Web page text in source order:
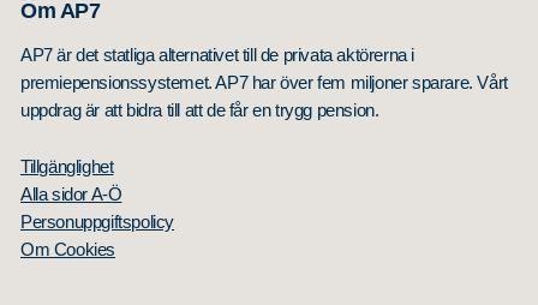
Om AP7
AP7 är det statliga alternativet till de privata aktörerna i
premiepensionssystemet. AP7 har över fem miljoner sparare. Vårt
uppdrag är att bidra till att de får en trygg pension.
Tillgänglighet
Alla sidor A-Ö
Personuppgiftspolicy
Om Cookies